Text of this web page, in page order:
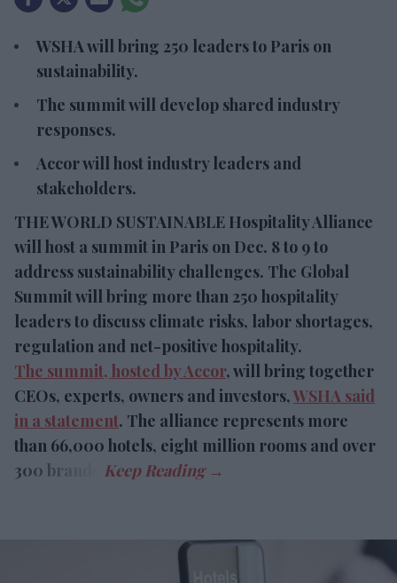
WSHA will bring 250 leaders to Paris on
sustainability.
The summit will develop shared industry
responses.
Accor will host industry leaders and
stakeholders.
THE WORLD SUSTAINABLE Hospitality Alliance
will host a summit in Paris on Dec. 8 to 9 to
address sustainability challenges. The Global
Summit will bring more than 250 hospitality
leaders to discuss climate risks, labor shortages,
regulation and net-positive hospitality.
The summit, hosted by Accor, will bring together
CEOs, experts, owners and investors,WSHA said
in a statement. The alliance represents more
than 66,000 hotels, eight million rooms and over
300 brands.